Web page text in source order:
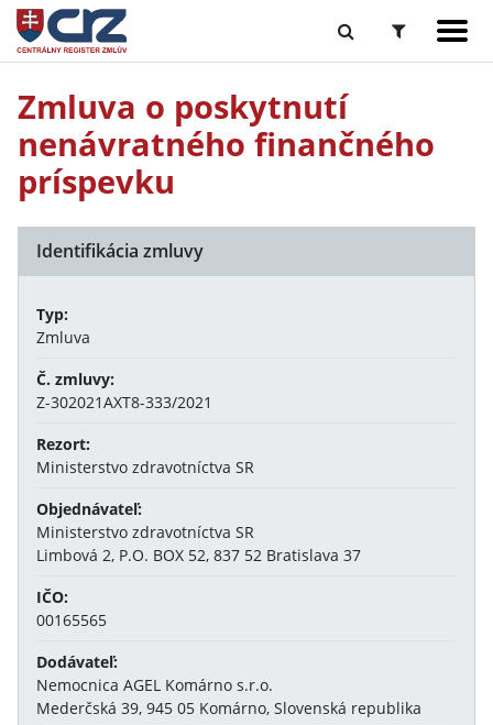
Zmluva o poskytnutí
nenávratného finančného
príspevku
Identifikácia zmluvy
Typ:
Zmluva
Č. zmluvy:
Z-302021AXT8-333/2021
Rezort:
Ministerstvo zdravotníctva SR
Objednávateľ:
Ministerstvo zdravotníctva SR
Limbová 2, P.O. BOX 52, 837 52 Bratislava 37
IČO:
00165565
Dodávateľ:
Nemocnica AGEL Komárno s.r.o.
Mederčská 39, 945 05 Komárno, Slovenská republika